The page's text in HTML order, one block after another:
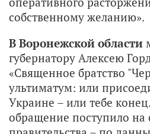
собственному желанию».
В Воронежской области
губернатору Алексею
«Священное братство
ультиматум: или
Украине – или тебе
обращение поступило на